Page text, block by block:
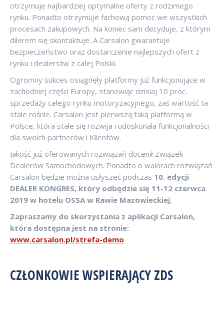
otrzymuje najbardziej optymalne oferty z rodzimego
rynku. Ponadto otrzymuje fachową pomoc we wszystkich
procesach zakupowych. Na koniec sam decyduje, z którym
dilerem się skontaktuje. A Carsalon gwarantuje
bezpieczeństwo oraz dostarczenie najlepszych ofert z
rynku i dealerstw z całej Polski.
Ogromny sukces osiągnęły platformy już funkcjonujące w
zachodniej części Europy, stanowiąc dzisiaj 10 proc.
sprzedaży całego rynku motoryzacyjnego, zaś wartość ta
stale rośnie. Carsalon jest pierwszą taką platformą w
Polsce, która stale się rozwija i udoskonala funkcjonalności
dla swoich partnerów i Klientów.
Jakość już oferowanych rozwiązań docenił Związek
Dealerów Samochodowych. Ponadto o walorach rozwiązań
Carsalon będzie można usłyszeć podczas 10. edycji
DEALER KONGRES, który odbędzie się 11-12 czerwca
2019 w hotelu OSSA w Rawie Mazowieckiej.
Zapraszamy do skorzystania z aplikacji Carsalon,
która dostępna jest na stronie:
www.carsalon.pl/strefa-demo
CZŁONKOWIE WSPIERAJĄCY ZDS